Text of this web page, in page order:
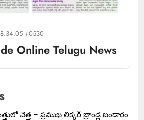
+0530
Online Telugu News
చెత్త – ప్రముఖ లిక్కర్ బ్రాండ్ల బండారం